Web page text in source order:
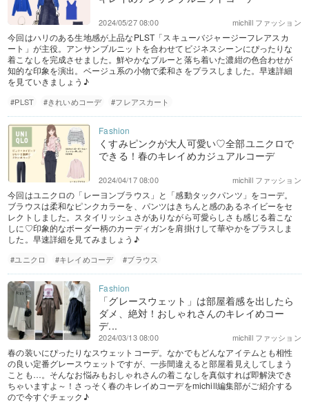
michill ファッション
2024/05/27 08:00
今回はハリのある生地感が上品なPLST「スキューバジャージーフレアスカ
ート」が主役。アンサンブルニットを合わせてビジネスシーンにぴったりな
着こなしを完成させました。鮮やかなブルーと落ち着いた濃紺の色合わせが
知的な印象を演出。ベージュ系の小物で柔和さをプラスしました。早速詳細
を見ていきましょう♪
#PLST #きれいめコーデ #フレアスカート
くすみピンクが大人可愛い♡全部ユニクロで
できる！春のキレイめカジュアルコーデ
michill ファッション
2024/04/17 08:00
今回はユニクロの「レーヨンブラウス」と「感動タックパンツ」をコーデ。
ブラウスは柔和なピンクカラーを、パンツはきちんと感のあるネイビーをセ
レクトしました。スタイリッシュさがありながら可愛らしさも感じる着こな
しに♡印象的なボーダー柄のカーディガンを肩掛けして華やかをプラスしま
した。早速詳細を見てみましょう♪
#ユニクロ #キレイめコーデ #ブラウス
「グレースウェット」は部屋着感を出したら
ダメ、絶対！おしゃれさんのキレイめコー
デ...
michill ファッション
2024/03/13 08:00
春の装いにぴったりなスウェットコーデ。なかでもどんなアイテムとも相性
の良い定番グレースウェットですが、一歩間違えると部屋着見えしてしまう
ことも…。そんなお悩みもおしゃれさんの着こなしを真似すれば即解決でき
ちゃいますよ～！さっそく春のキレイめコーデをmichill編集部がご紹介する
ので今すぐチェック♪